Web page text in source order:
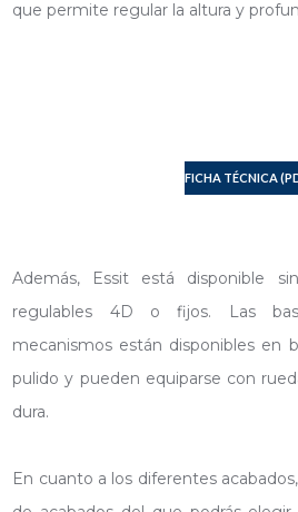
que permite regular la altura y
FICHA TÉCNICA
Además, Essit está disponible
regulables 4D o fijos. Las
mecanismos están disponibles en
pulido y pueden equiparse con
dura.
En cuanto a los diferentes